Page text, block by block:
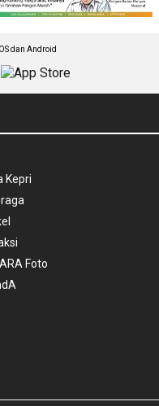
dan Android
Kepri
Foto